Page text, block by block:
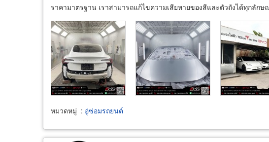
ราคามาตรฐาน เราสามารถแก้ไขความเสียหายของสีและตัวถังได้ทุกลักษ
หมวดหมู่ : อู่ซ่อมรถยนต์